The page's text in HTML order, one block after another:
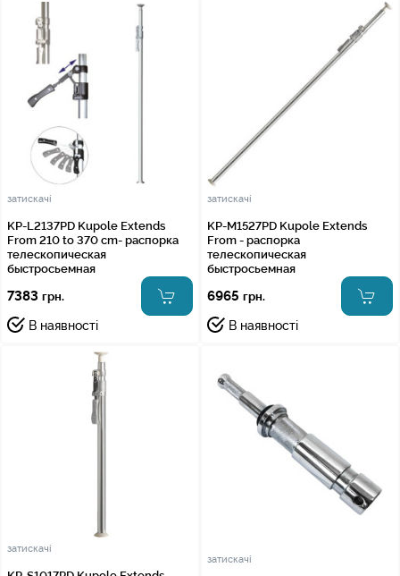
затискачі
KP-L2137PD Kupole Extends
From 210 to 370 cm- распорка
телескопическая
быстросьемная
7383 грн.
В наявності
затискачі
KP-M1527PD Kupole Extends
From - распорка
телескопическая
быстросьемная
6965 грн.
В наявності
затискачі
затискачі